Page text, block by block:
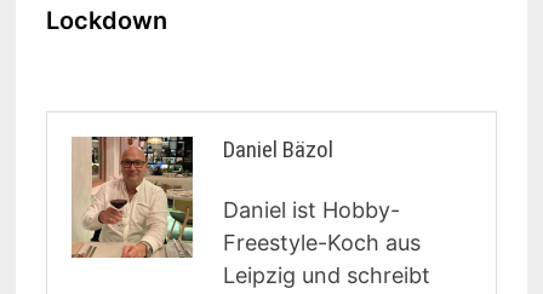
Lockdown
Daniel Bäzol
Daniel ist Hobby-
Freestyle-Koch aus
Leipzig und schreibt